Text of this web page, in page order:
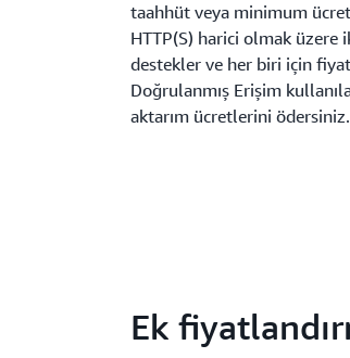
taahhüt veya minimum
HTTP(S) harici olmak
destekler ve her biri için
Doğrulanmış Erişim
aktarım ücretlerini ödersiniz.
Ek